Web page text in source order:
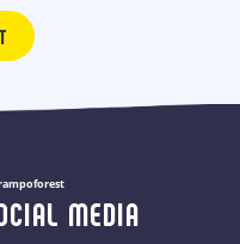
MEDIA